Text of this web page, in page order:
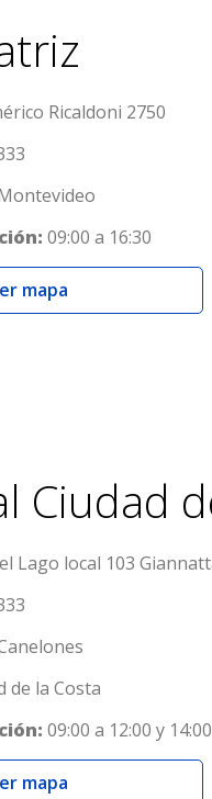
Ricaldoni 2750
09:00 a 16:30
mapa
Ciudad
Lago local 103
de la Costa
09:00 a 12:00 y
mapa